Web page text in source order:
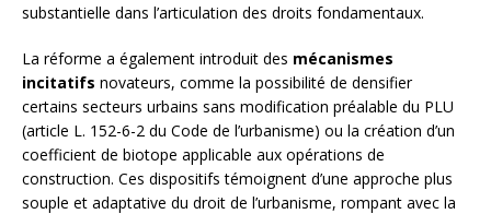
substantielle dans l’articulation des droits fondamentaux.
La réforme a également introduit des mécanismes
incitatifs novateurs, comme la possibilité de densifier
certains secteurs urbains sans modification préalable du PLU
(article L. 152-6-2 du Code de l’urbanisme) ou la création d’un
coefficient de biotope applicable aux opérations de
construction. Ces dispositifs témoignent d’une approche plus
souple et adaptative du droit de l’urbanisme, rompant avec la